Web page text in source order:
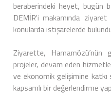
beraberindeki heyet, bugün
DEMİR'i makamında
konularda istişarelerde
Ziyarette, Hamamözü’nün
projeler, devam eden
ve ekonomik gelişimine katkı
kapsamlı bir değerlendirme